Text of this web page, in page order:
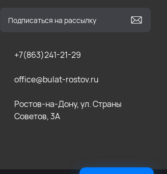
+7(863)241-21-29
office@bulat-rostov.ru
Ростов-на-Дону, ул. Страны
Советов, 3А